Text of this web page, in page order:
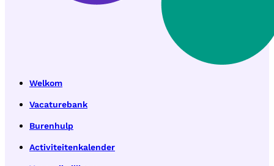
Welkom
Vacaturebank
Burenhulp
Activiteitenkalender